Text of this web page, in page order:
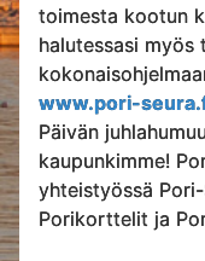
toimesta kootun
halutessasi myös
www.pori-
Päivän
kaupunkimme!
yhteistyössä
Porikorttelit ja